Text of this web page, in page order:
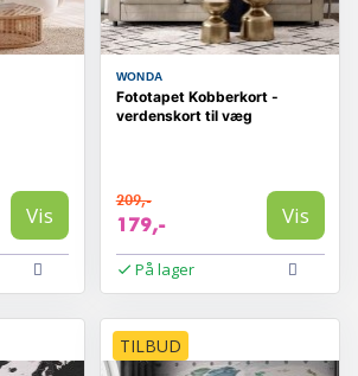
Vis
WONDA
Fototapet Kobberkort -
verdenskort til væg
209,-
179,- Vis
På lager
TILBUD